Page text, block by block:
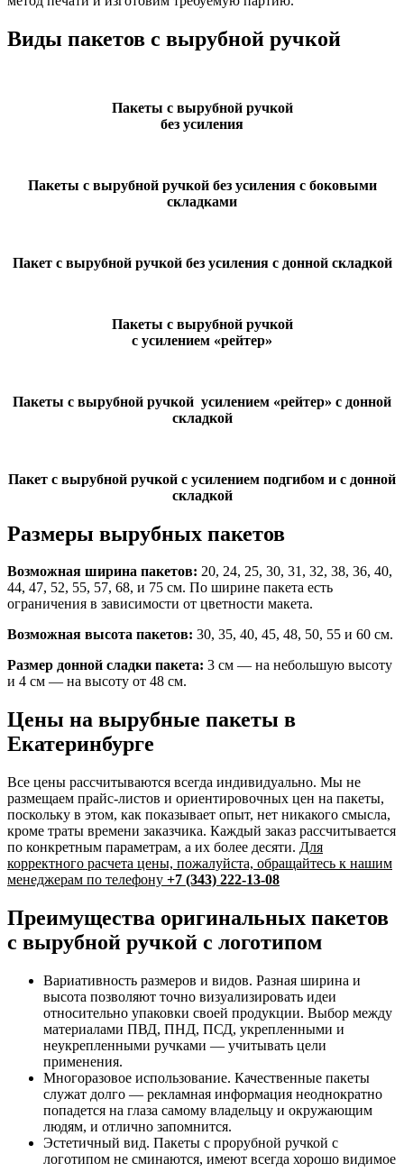
Виды пакетов с вырубной ручкой
Пакеты с вырубной ручкой
без усиления
Пакеты с вырубной ручкой без усиления с боковыми
складками
Пакет с вырубной ручкой без усиления с донной складкой
Пакеты с вырубной ручкой
с усилением «рейтер»
Пакеты с вырубной ручкой усилением «рейтер» с донной
складкой
Пакет с вырубной ручкой с усилением подгибом и с донной
складкой
Размеры вырубных пакетов
Возможная ширина пакетов: 20, 24, 25, 30, 31, 32, 38, 36, 40,
44, 47, 52, 55, 57, 68, и 75 см. По ширине пакета есть
ограничения в зависимости от цветности макета.
Возможная высота пакетов: 30, 35, 40, 45, 48, 50, 55 и 60 см.
Размер донной сладки пакета: 3 см — на небольшую высоту
и 4 см — на высоту от 48 см.
Цены на вырубные пакеты в
Екатеринбурге
Все цены рассчитываются всегда индивидуально. Мы не
размещаем прайс-листов и ориентировочных цен на пакеты,
поскольку в этом, как показывает опыт, нет никакого смысла,
кроме траты времени заказчика. Каждый заказ рассчитывается
по конкретным параметрам, а их более десяти. Для
корректного расчета цены, пожалуйста, обращайтесь к нашим
менеджерам по телефону +7 (343) 222-13-08
Преимущества оригинальных пакетов
с вырубной ручкой с логотипом
Вариативность размеров и видов. Разная ширина и
высота позволяют точно визуализировать идеи
относительно упаковки своей продукции. Выбор между
материалами ПВД, ПНД, ПСД, укрепленными и
неукрепленными ручками — учитывать цели
применения.
Многоразовое использование. Качественные пакеты
служат долго — рекламная информация неоднократно
попадется на глаза самому владельцу и окружающим
людям, и отлично запомнится.
Эстетичный вид. Пакеты с прорубной ручкой с
логотипом не сминаются, имеют всегда хорошо видимое